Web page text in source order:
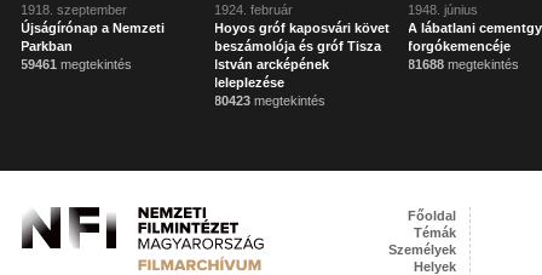
1918. szeptember
Újságírónap a Nemzeti
Parkban
59461 megtekintés
1924. február
Hoyos gróf kaposvári követ
beszámolója és gróf Tisza
István arcképének
leleplezése
80423 megtekintés
1948. június
A lábatlani
forgókemencéje
81688 megtekintés
Főoldal
Témák
Személyek
Helyek